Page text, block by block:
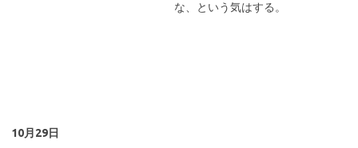
な、という気はする。
10月29日